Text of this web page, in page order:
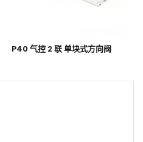
P40 气控 2 联 单块式方向阀